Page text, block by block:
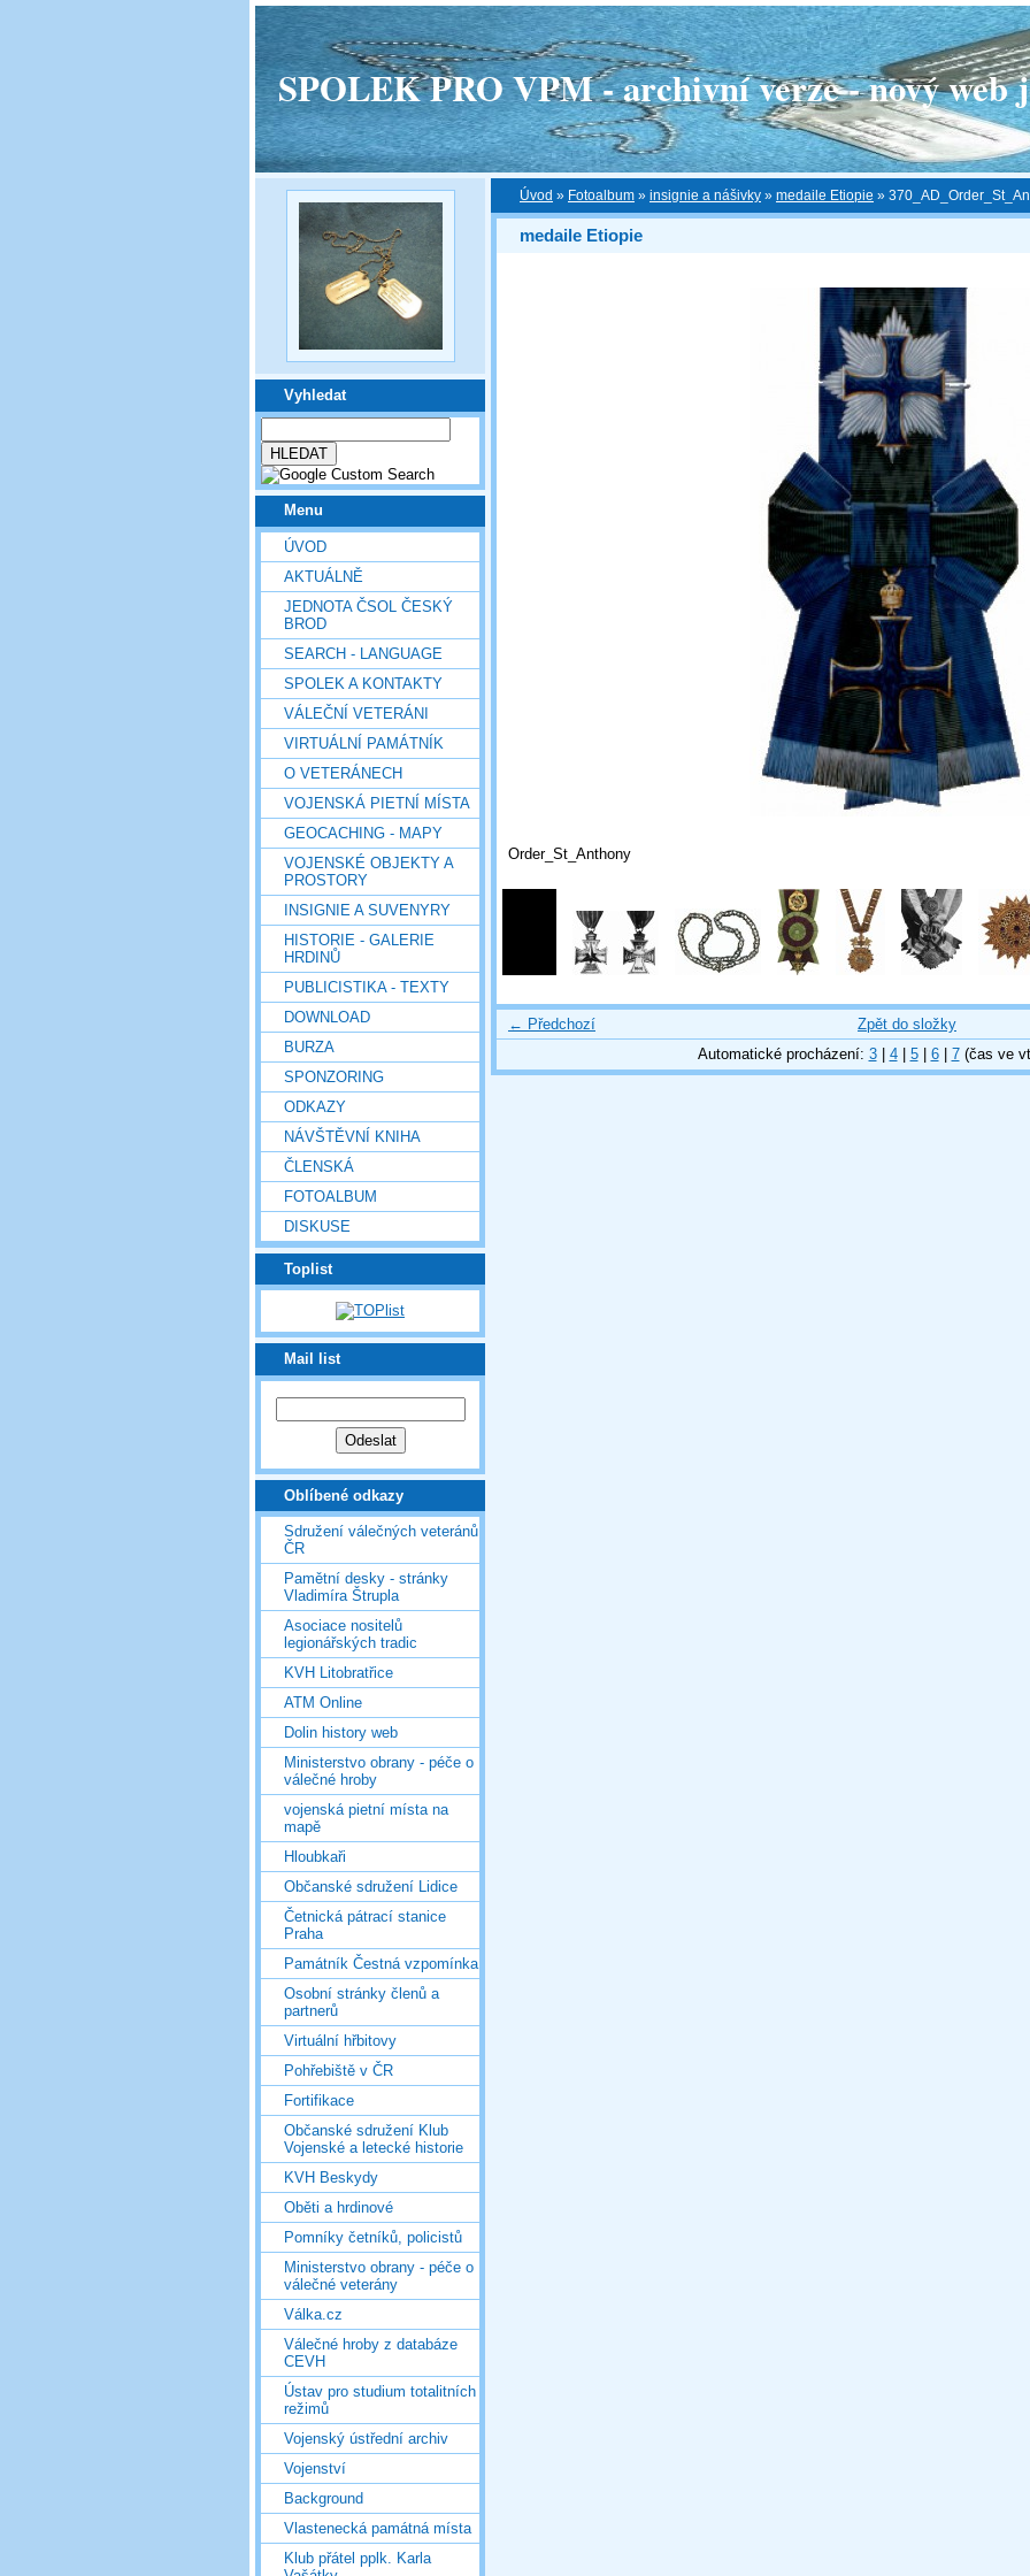
SPOLEK PRO VPM - archivní verze - nový web
Vyhledat
Menu
ÚVOD
AKTUÁLNĚ
JEDNOTA ČSOL ČESKÝ
BROD
SEARCH - LANGUAGE
SPOLEK A KONTAKTY
VÁLEČNÍ VETERÁNI
VIRTUÁLNÍ PAMÁTNÍK
O VETERÁNECH
VOJENSKÁ PIETNÍ MÍSTA
GEOCACHING - MAPY
VOJENSKÉ OBJEKTY A
PROSTORY
INSIGNIE A SUVENYRY
HISTORIE - GALERIE
HRDINŮ
PUBLICISTIKA - TEXTY
DOWNLOAD
BURZA
SPONZORING
ODKAZY
NÁVŠTĚVNÍ KNIHA
ČLENSKÁ
FOTOALBUM
DISKUSE
Toplist
Mail list
Oblíbené odkazy
Sdružení válečných veteránů
ČR
Pamětní desky - stránky
Vladimíra Štrupla
Asociace nositelů
legionářských tradic
KVH Litobratřice
ATM Online
Dolin history web
Ministerstvo obrany - péče o
válečné hroby
vojenská pietní místa na
mapě
Hloubkaři
Občanské sdružení Lidice
Četnická pátrací stanice
Praha
Památník Čestná vzpomínka
Osobní stránky členů a
partnerů
Virtuální hřbitovy
Pohřebiště v ČR
Fortifikace
Občanské sdružení Klub
Vojenské a letecké historie
KVH Beskydy
Oběti a hrdinové
Pomníky četníků, policistů
Ministerstvo obrany - péče o
válečné veterány
Válka.cz
Válečné hroby z databáze
CEVH
Ústav pro studium totalitních
režimů
Vojenský ústřední archiv
Vojenství
Background
Vlastenecká památná místa
Klub přátel pplk. Karla
Úvod » Fotoalbum » insignie a nášivky » medaile Etiopie »
medaile Etiopie
Order_St_Anthony
← Předchozí
Zpět do složky
Automatické procházení: 3| 4| 5| 6| 7(čas ve